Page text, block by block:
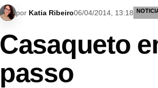
por Katia Ribeiro06/04/2014, 13:18
Casaqueto
passo